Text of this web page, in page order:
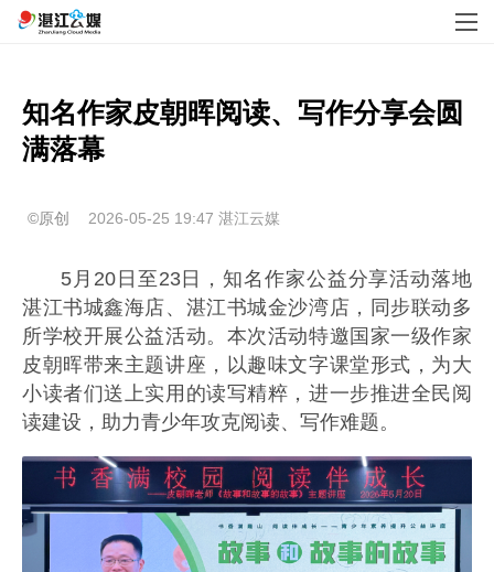
知名作家皮朝晖阅读、写作分享会圆
满落幕
©原创 2026-05-25 19:47 湛江云媒
5月20日至23日，知名作家公益分享活动落地
湛江书城鑫海店、湛江书城金沙湾店，同步联动多
所学校开展公益活动。本次活动特邀国家一级作家
皮朝晖带来主题讲座，以趣味文字课堂形式，为大
小读者们送上实用的读写精粹，进一步推进全民阅
读建设，助力青少年攻克阅读、写作难题。